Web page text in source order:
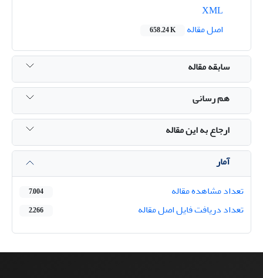
اصل مقاله
658.24 K
سابقه مقاله
هم رسانی
ارجاع به این مقاله
آمار
تعداد مشاهده مقاله
7,004
تعداد دریافت فایل اصل مقاله 2,266